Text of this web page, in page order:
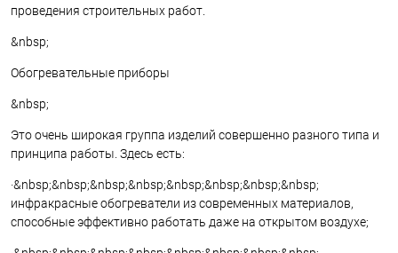
проведения строительных работ.
&nbsp;
Обогревательные приборы
&nbsp;
Это очень широкая группа изделий совершенно разного типа и
принципа работы. Здесь есть:
·&nbsp;&nbsp;&nbsp;&nbsp;&nbsp;&nbsp;&nbsp;&nbsp;
инфракрасные обогреватели из современных материалов,
способные эффективно работать даже на открытом воздухе;